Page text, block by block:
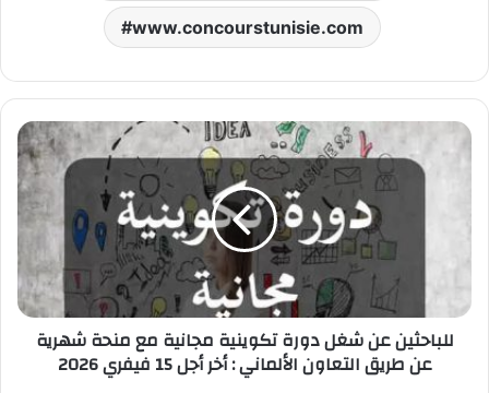
www.concourstunisie.com
للباحثين
عن
شغل
دورة
تكوينية
مع
منحة
شهرية
للباحثين عن شغل دورة تكوينية مجانية مع منحة شهرية
عن طريق التعاون الألماني : أخر أجل 15 فيفري 2026